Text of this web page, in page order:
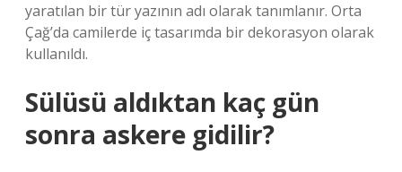
yaratılan bir tür yazının adı olarak tanımlanır. Orta
Çağ’da camilerde iç tasarımda bir dekorasyon olarak
kullanıldı.
Sülüsü aldıktan kaç gün
sonra askere gidilir?